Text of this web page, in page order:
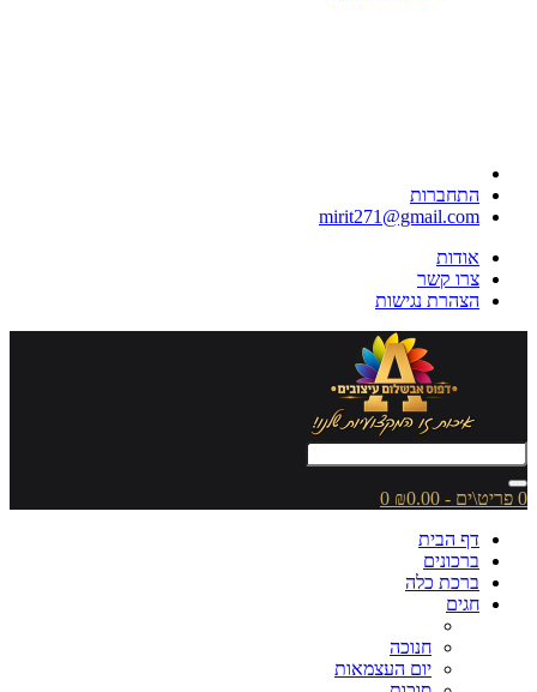
התחברות
mirit271@gmail.com
אודות
צרו קשר
הצהרת נגישות
0 פריט\ים - ₪0.00
0
דף הבית
ברכונים
ברכת כלה
חגים
חנוכה
יום העצמאות